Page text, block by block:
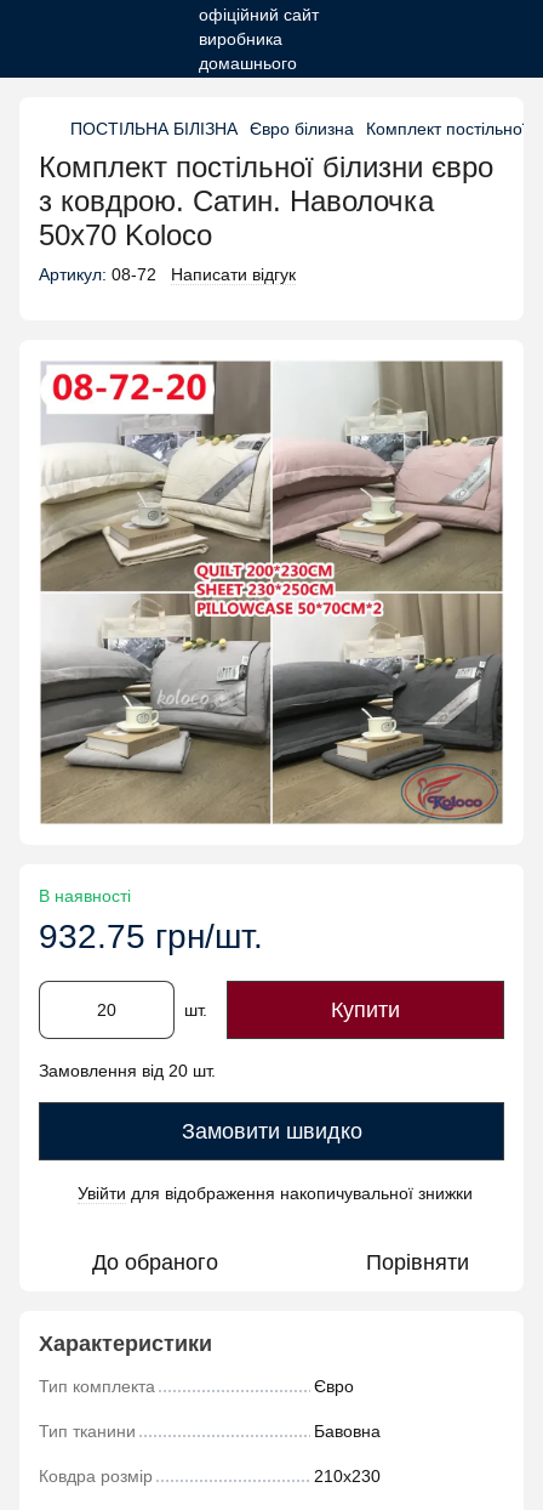
ПОСТІЛЬНА БІЛІЗНА Євро білизна Комплект
Комплект постільної білизни євро
з ковдрою. Сатин. Наволочка
50х70 Koloco
Артикул: 08-72 Написати відгук
В наявності
932.75 грн/шт.
шт. Купити
Замовлення від 20 шт.
Замовити швидко
Увійти для відображення накопичувальної знижки
До обраного Порівняти
Характеристики
Тип комплекта Євро
Тип тканини Бавовна
Ковдра розмір 210х230